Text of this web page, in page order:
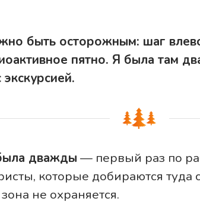
быть осторожным: шаг
пятно. Я была там
дважды — первый раз по
которые добираются туда
не охраняется.